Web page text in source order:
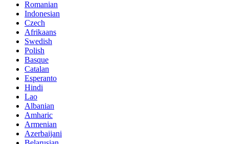
Romanian
Indonesian
Czech
Afrikaans
Swedish
Polish
Basque
Catalan
Esperanto
Hindi
Lao
Albanian
Amharic
Armenian
Azerbaijani